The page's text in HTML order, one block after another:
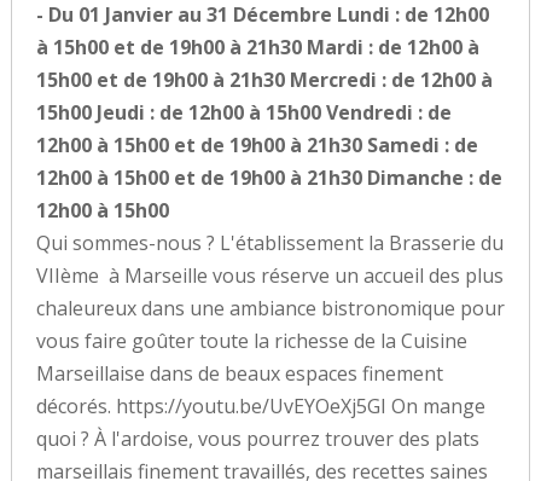
- Du 01 Janvier au 31 Décembre Lundi : de 12h00
à 15h00 et de 19h00 à 21h30 Mardi : de 12h00 à
15h00 et de 19h00 à 21h30 Mercredi : de 12h00 à
15h00 Jeudi : de 12h00 à 15h00 Vendredi : de
12h00 à 15h00 et de 19h00 à 21h30 Samedi : de
12h00 à 15h00 et de 19h00 à 21h30 Dimanche : de
12h00 à 15h00
Qui sommes-nous ? L'établissement la Brasserie du
VIIème à Marseille vous réserve un accueil des plus
chaleureux dans une ambiance bistronomique pour
vous faire goûter toute la richesse de la Cuisine
Marseillaise dans de beaux espaces finement
décorés. https://youtu.be/UvEYOeXj5GI On mange
quoi ? À l'ardoise, vous pourrez trouver des plats
marseillais finement travaillés, des recettes saines